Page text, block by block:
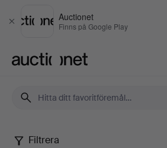
Stäng
Auctionet
Finns på Google Play
Filtrera